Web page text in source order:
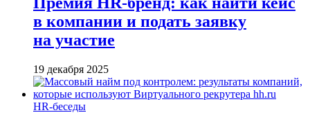
в компании и подать заявку
на участие
19 декабря 2025
HR-беседы